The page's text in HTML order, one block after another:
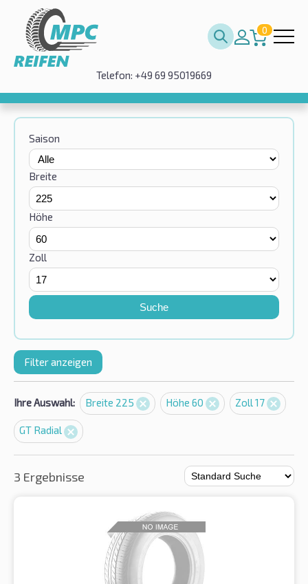
0
Telefon: +49 69 95019669
Saison
Breite
Höhe
Zoll
Suche
Filter anzeigen
Ihre Auswahl: Breite 225 Höhe 60 Zoll 17
GT Radial
3 Ergebnisse